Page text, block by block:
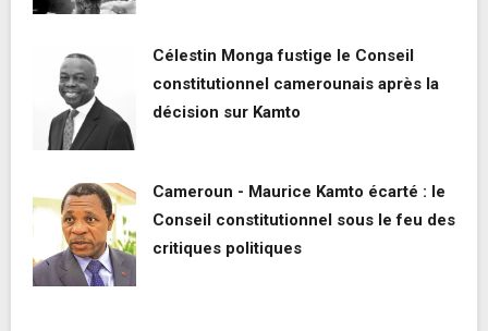
Célestin Monga fustige le Conseil
constitutionnel camerounais après la
décision sur Kamto
Cameroun - Maurice Kamto écarté : le
Conseil constitutionnel sous le feu des
critiques politiques